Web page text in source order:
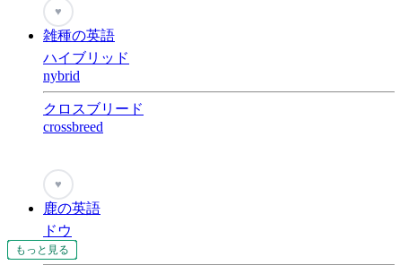
もっと見る
もっと見る
もっと見る
もっと見る
もっと見る
もっと見る
もっと見る
もっと見る
もっと見る
もっと見る
もっと見る
もっと見る
もっと見る
もっと見る
もっと見る
もっと見る
もっと見る
もっと見る
もっと見る
もっと見る
もっと見る
もっと見る
もっと見る
♥
雑種の英語
ハイブリッド
nybrid
クロスブリード
crossbreed
♥
鹿の英語
ドウ
doe
もっと見る
もっと見る
もっと見る
もっと見る
もっと見る
もっと見る
もっと見る
もっと見る
もっと見る
もっと見る
もっと見る
もっと見る
もっと見る
もっと見る
もっと見る
もっと見る
もっと見る
もっと見る
もっと見る
もっと見る
もっと見る
もっと見る
もっと見る